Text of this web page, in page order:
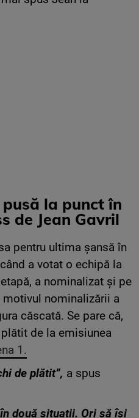
la punct în
de Jean Gavril
pentru ultima șansă în
a votat o echipă la
a nominalizat și pe
motivul nominalizării a
căscată. Se pare că,
de la emisiunea
1.
de plătit”, a spus
două situații. Ori să își